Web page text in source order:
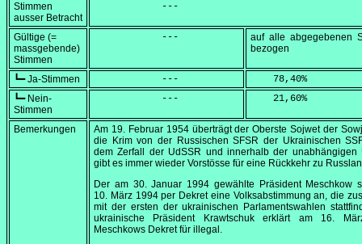
Stimmen
ausser Betracht
            ---
Gültige (=
massgebende)
Stimmen
            ---
auf alle abgegebenen
bezogen
┗━ Ja-Stimmen
            ---
    78,40
%
┗━ Nein-
Stimmen
            ---
    21,60
%
Bemerkungen Am 19. Februar 1954überträgt der Oberste Sojwet der
die Krim von der Russischen SFSR der Ukrainischen
dem Zerfall der UdSSR und innerhalb der unabhängigen
gibt es immer wieder Vorstösse für eine Rückkehr zu
Der am 30. Januar 1994 gewählte Präsident Meschkow
10. März 1994per Dekret eine Volksabstimmung an, die
mit der ersten der ukrainischen Parlamentswahlen
ukrainische Präsident Krawtschuk erklärt am 16.
Meschkows Dekret für illegal.